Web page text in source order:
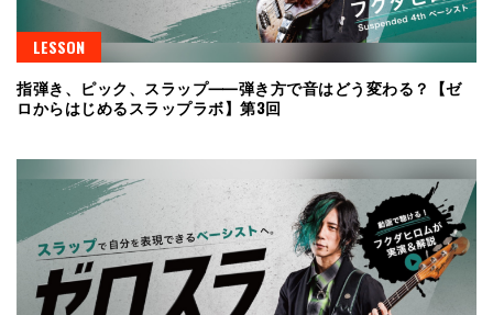
LESSON
指弾き、ピック、スラップ⸺弾き方で音はどう変わる？【ゼ
ロからはじめるスラップラボ】第3回